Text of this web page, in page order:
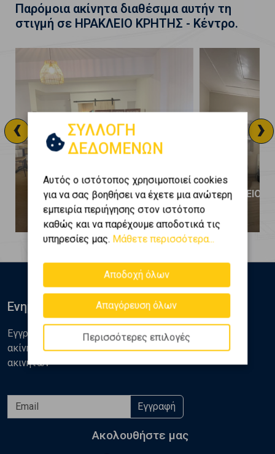
Παρόμοια ακίνητα διαθέσιμα αυτήν τη
στιγμή σε ΗΡΑΚΛΕΙΟ ΚΡΗΤΗΣ - Κέντρο.
ΗΡΑΚΛΕΙΟ ΚΡΗΤΗΣ - Κέντρο
800 €
ΗΡΑΚΛΕΙΟ
‹ ›
ΣΥΛΛΟΓΗ
ΔΕΔΟΜΕΝΩΝ
Αυτός ο ιστότοπος χρησιμοποιεί cookies
για να σας βοηθήσει να έχετε μια ανώτερη
εμπειρία περιήγησης στον ιστότοπο
καθώς και να παρέχουμε αποδοτικά τις
υπηρεσίες μας. Μάθετε περισσότερα...
Αποδοχή όλων
Απαγόρευση όλων
Περισσότερες επιλογές
Ενημερωθείτε
Εγγραφείτε στο newsletter της Golden Home για νέα
ακίνητα, αναλύσεις και διάφορα θέματα της αγοράς
ακινήτων
Εγγραφή
Ακολουθήστε μας